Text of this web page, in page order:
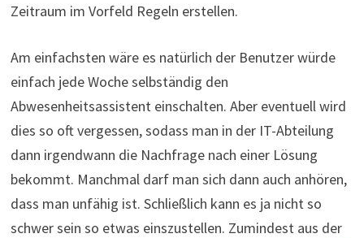
Zeitraum im Vorfeld Regeln erstellen.
Am einfachsten wäre es natürlich der Benutzer würde
einfach jede Woche selbständig den
Abwesenheitsassistent einschalten. Aber eventuell wird
dies so oft vergessen, sodass man in der IT-Abteilung
dann irgendwann die Nachfrage nach einer Lösung
bekommt. Manchmal darf man sich dann auch anhören,
dass man unfähig ist. Schließlich kann es ja nicht so
schwer sein so etwas einszustellen. Zumindest aus der